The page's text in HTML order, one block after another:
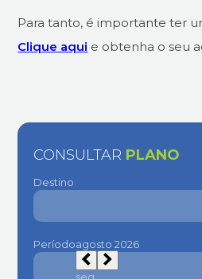
Para tanto, é importante ter
Clique aqui e obtenha o seu
CONSULTAR PLANO
Destino
Período